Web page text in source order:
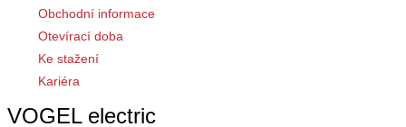
Obchodní informace
Otevírací doba
Ke stažení
Kariéra
VOGEL electric